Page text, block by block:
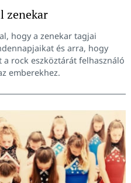
zenekar
hogy a zenekar tagjai
és arra, hogy
rock eszköztárát felhasználó
emberekhez.